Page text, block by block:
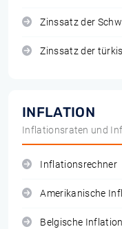
Zinssatz der
Zinssatz der
INFLATION
Inflationsraten und
Inflationsrechner
Amerikanische
Belgische Inflation